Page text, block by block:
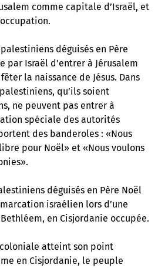
comme capitale d’Israël, et
déguisés en Père
par Israël d’entrer à Jérusalem
la naissance de Jésus. Dans
qu’ils soient
ne peuvent pas entrer à
spéciale des autorités
des banderoles : «Nous
pour Noël» et «Nous voulons
déguisés en Père Noël
israélien lors d’une
en Cisjordanie occupée.
atteint son point
en Cisjordanie, le peuple